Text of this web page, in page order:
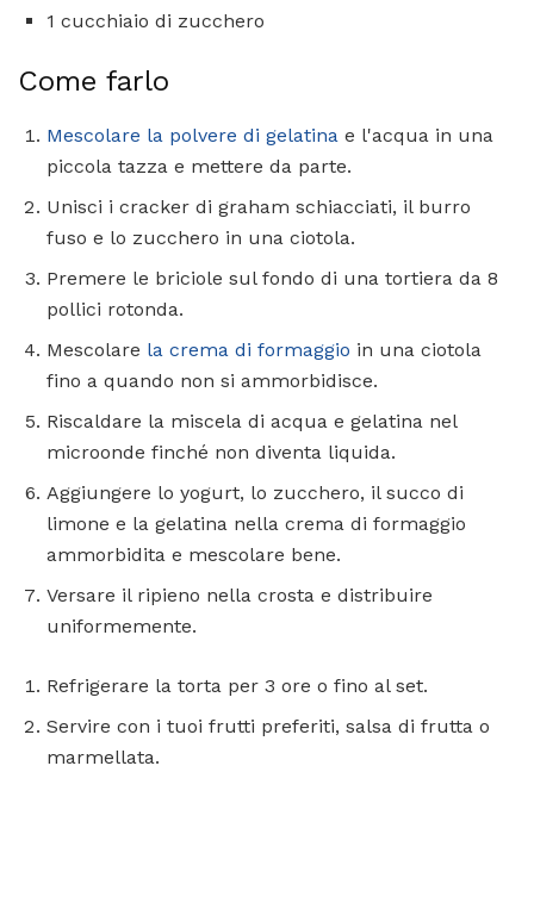
1 cucchiaio di zucchero
Come farlo
Mescolare la polvere di gelatina e l'acqua in una
piccola tazza e mettere da parte.
Unisci i cracker di graham schiacciati, il burro
fuso e lo zucchero in una ciotola.
Premere le briciole sul fondo di una tortiera da 8
pollici rotonda.
Mescolare la crema di formaggio in una ciotola
fino a quando non si ammorbidisce.
Riscaldare la miscela di acqua e gelatina nel
microonde finché non diventa liquida.
Aggiungere lo yogurt, lo zucchero, il succo di
limone e la gelatina nella crema di formaggio
ammorbidita e mescolare bene.
Versare il ripieno nella crosta e distribuire
uniformemente.
Refrigerare la torta per 3 ore o fino al set.
Servire con i tuoi frutti preferiti, salsa di frutta o
marmellata.